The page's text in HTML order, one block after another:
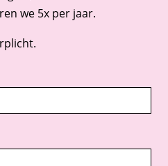
we 5x per jaar.